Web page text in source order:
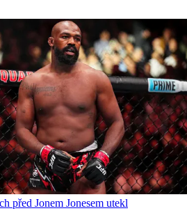
před Jonem Jonesem utekl